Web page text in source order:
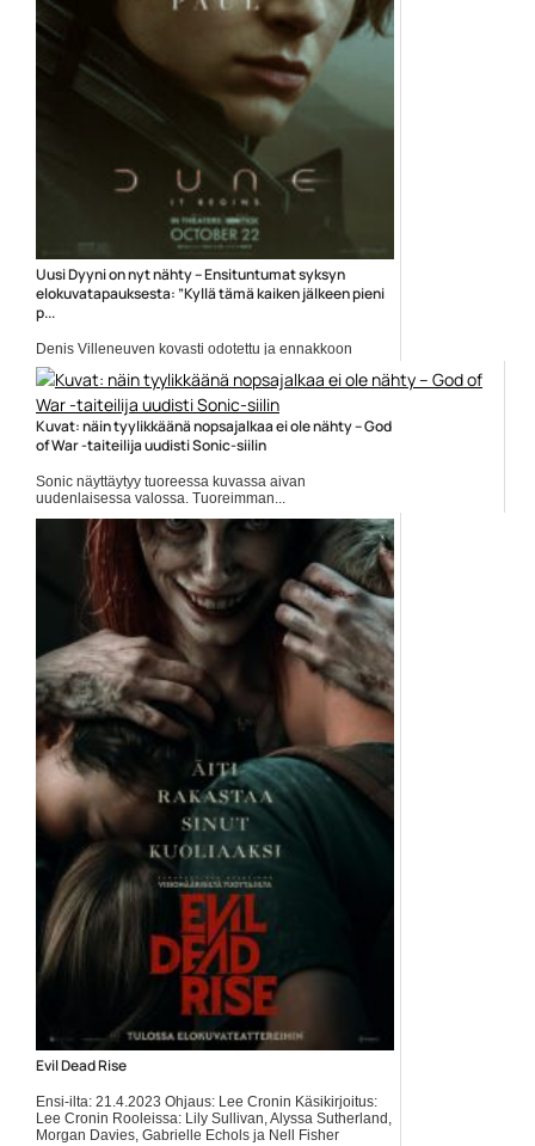
Uusi Dyyni on nyt nähty – Ensituntumat syksyn
elokuvatapauksesta: ”Kyllä tämä kaiken jälkeen pieni
p...
Denis Villeneuven kovasti odotettu ja ennakkoon
vuolaasti kehuttu...
Denis Villeneuve
Kuvat: näin tyylikkäänä nopsajalkaa ei ole nähty – God
of War -taiteilija uudisti Sonic-siilin
Sonic näyttäytyy tuoreessa kuvassa aivan
uudenlaisessa valossa. Tuoreimman...
Elokuvat
Evil Dead Rise
Ensi-ilta: 21.4.2023 Ohjaus: Lee Cronin Käsikirjoitus:
Lee Cronin Rooleissa: Lily Sullivan, Alyssa Sutherland,
Morgan Davies, Gabrielle Echols ja Nell Fisher